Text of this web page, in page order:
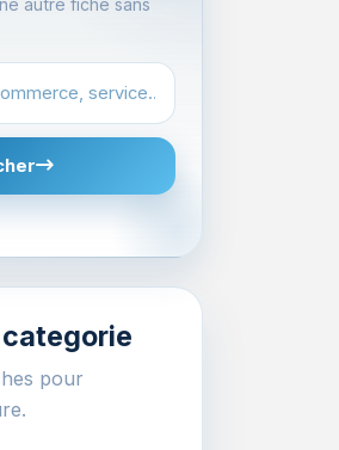
autre fiche sans
categorie
pour